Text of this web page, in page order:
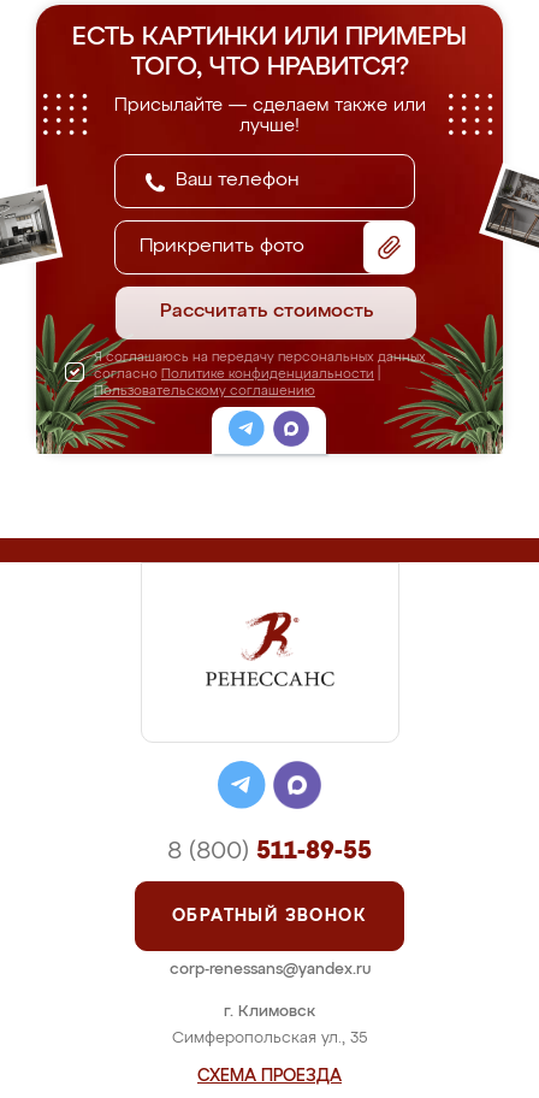
ЕСТЬ КАРТИНКИ ИЛИ ПРИМЕРЫ
ТОГО, ЧТО НРАВИТСЯ?
Присылайте — сделаем также или
лучше!
Прикрепить фото
Рассчитать стоимость
Я соглашаюсь на передачу персональных данных
согласно Политике конфиденциальности
Пользовательскому соглашению
г. Климовск
Симферопольская ул., 35
СХЕМА ПРОЕЗДА
8 (800) 511-89-55
ОБРАТНЫЙ ЗВОНОК
corp-renessans@yandex.ru